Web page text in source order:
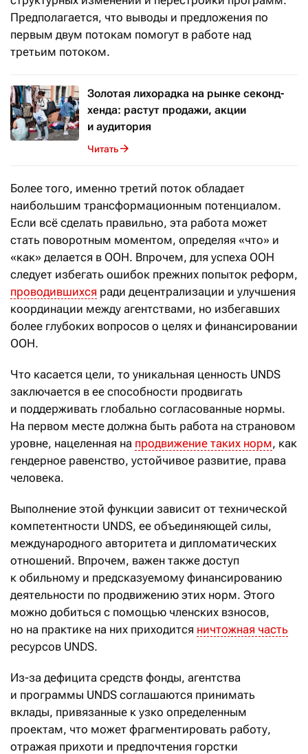
Предполагается, что выводы и предложения по
первым двум потокам помогут в работе над
третьим потоком.
Золотая лихорадка на рынке секонд-
хенда: растут продажи, акции
и аудитория
Читать
Более того, именно третий поток обладает
наибольшим трансформационным потенциалом.
Если всё сделать правильно, эта работа может
стать поворотным моментом, определяя «что» и
«как» делается в ООН. Впрочем, для успеха ООН
следует избегать ошибок прежних попыток реформ,
проводившихся ради децентрализации и улучшения
координации между агентствами, но избегавших
более глубоких вопросов о целях и финансировании
ООН.
Что касается цели, то уникальная ценность UNDS
заключается в ее способности продвигать
и поддерживать глобально согласованные нормы.
На первом месте должна быть работа на страновом
уровне, нацеленная на продвижение таких норм, как
гендерное равенство, устойчивое развитие, права
человека.
Выполнение этой функции зависит от технической
компетентности UNDS, ее объединяющей силы,
международного авторитета и дипломатических
отношений. Впрочем, важен также доступ
к обильному и предсказуемому финансированию
деятельности по продвижению этих норм. Этого
можно добиться с помощью членских взносов,
но на практике на них приходится ничтожная часть
ресурсов UNDS.
Из-за дефицита средств фонды, агентства
и программы UNDS соглашаются принимать
вклады, привязанные к узко определенным
проектам, что может фрагментировать работу,
отражая прихоти и предпочтения горстки